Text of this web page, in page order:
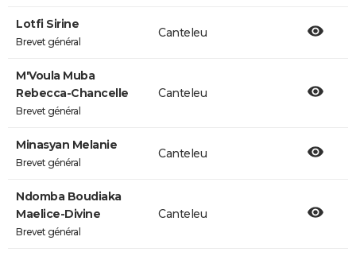
Lotfi Sirine
Brevet général
Canteleu
M'Voula Muba
Rebecca-Chancelle
Brevet général
Canteleu
Minasyan Melanie
Brevet général
Canteleu
Ndomba Boudiaka
Maelice-Divine
Brevet général
Canteleu